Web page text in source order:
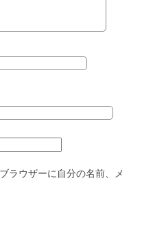
ラウザーに自分の名前、メ